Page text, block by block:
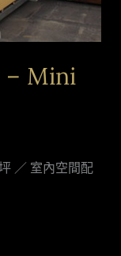
– Mini
／ 室內空間配